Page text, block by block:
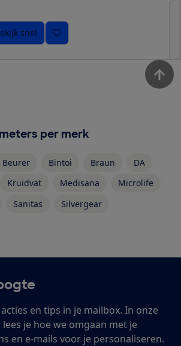
snel
per merk
Beurer Bintoi Braun
DA
Kruidvat Medisana
Microlife
Sanitas
Silvergear
en tips in je mailbox. In onze
lees je hoe we omgaan met je
en e-mails voor je personaliseren.